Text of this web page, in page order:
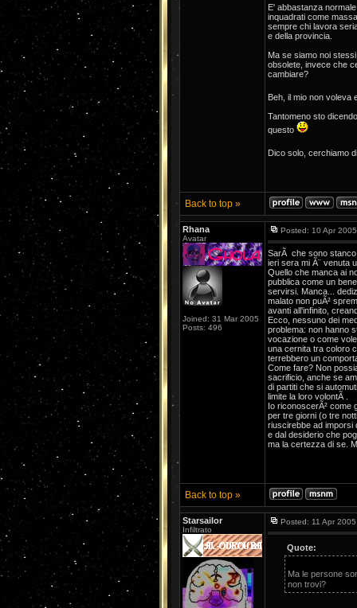
E' abbastanza
inquadrati come
sempre chi lavora
e della provincia.
Ma se siamo noi
obsolete, invece che
cambiare?
Beh, il mio non
Tantomeno sto
questo
Dico solo, cerchiamo
Back to top »
Rhana
Avatar
Joined: 31 Mar 2005
Posts: 496
Posted: 10 Apr
SarÃ che sono
ieri sera mi Ã¨ venuta
Quello che manca ai
pubblica come un
servirsi. Manca...
malato non puÃ²
avanti all'infinito,
Ecco, nessuno dei
problema: non hanno
vocazione o come
una cernita tra coloro
terrebbero un
Come fare? Non
sacrificio, anche se
di partiti che si
limite la loro volontÃ .
Io riconoscerÃ² come
per tre giorni (o tre
riuscirebbe ad imporsi
e dal desiderio che
ma la certezza di se.
Back to top »
Starsailor
Infiltrato
Posted: 11 Apr
Quote:
Ma le persone
non trovi?